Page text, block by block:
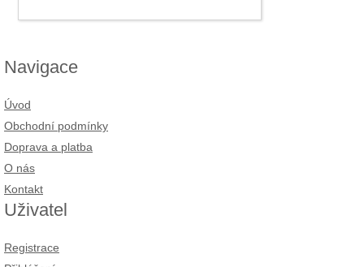
Navigace
Úvod
Obchodní podmínky
Doprava a platba
O nás
Kontakt
Uživatel
Registrace